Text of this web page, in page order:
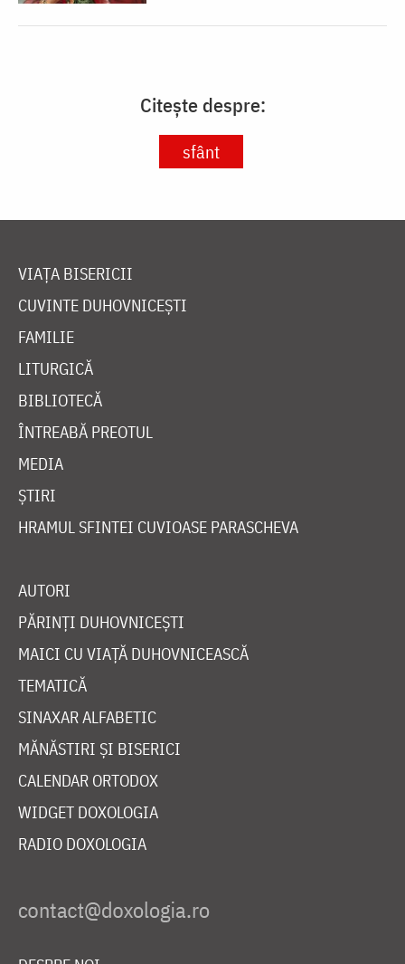
Citește despre:
sfânt
VIAȚA BISERICII
CUVINTE DUHOVNICEȘTI
FAMILIE
LITURGICĂ
BIBLIOTECĂ
ÎNTREABĂ PREOTUL
MEDIA
ȘTIRI
HRAMUL SFINTEI CUVIOASE PARASCHEVA
AUTORI
PĂRINȚI DUHOVNICEȘTI
MAICI CU VIAȚĂ DUHOVNICEASCĂ
TEMATICĂ
SINAXAR ALFABETIC
MĂNĂSTIRI ȘI BISERICI
CALENDAR ORTODOX
WIDGET DOXOLOGIA
RADIO DOXOLOGIA